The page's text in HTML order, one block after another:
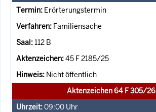
Erörterungstermin
Familiensache
112 B
45 F 2185/25
Nicht öffentlich
Aktenzeichen 64 F 305/26
09:00 Uhr